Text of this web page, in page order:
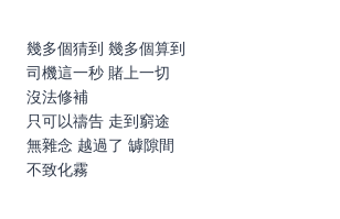
幾多個猜到 幾多個算到
司機這一秒 賭上一切
沒法修補
只可以禱告 走到窮途
無雜念 越過了 罅隙間
不致化霧